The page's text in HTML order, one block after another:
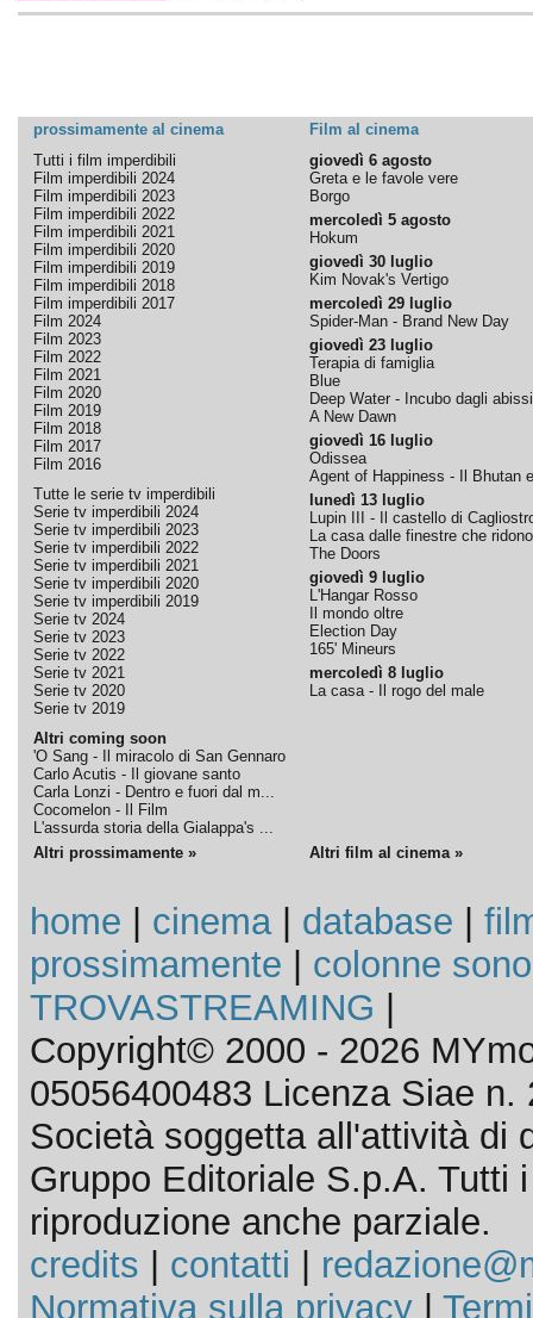
prossimamente al cinema
Film al cinema
Tutti i film imperdibili
Film imperdibili 2024
Film imperdibili 2023
Film imperdibili 2022
Film imperdibili 2021
Film imperdibili 2020
Film imperdibili 2019
Film imperdibili 2018
Film imperdibili 2017
Film 2024
Film 2023
Film 2022
Film 2021
Film 2020
Film 2019
Film 2018
Film 2017
Film 2016
Tutte le serie tv imperdibili
Serie tv imperdibili 2024
Serie tv imperdibili 2023
Serie tv imperdibili 2022
Serie tv imperdibili 2021
Serie tv imperdibili 2020
Serie tv imperdibili 2019
Serie tv 2024
Serie tv 2023
Serie tv 2022
Serie tv 2021
Serie tv 2020
Serie tv 2019
Altri coming soon
'O Sang - Il miracolo di San Gennaro
Carlo Acutis - Il giovane santo
Carla Lonzi - Dentro e fuori dal m...
Cocomelon - Il Film
L'assurda storia della Gialappa's ...
giovedì 6 agosto
Greta e le favole vere
Borgo
mercoledì 5 agosto
Hokum
giovedì 30 luglio
Kim Novak's Vertigo
mercoledì 29 luglio
Spider-Man - Brand New Day
giovedì 23 luglio
Terapia di famiglia
Blue
Deep Water - Incubo dagli abissi
A New Dawn
giovedì 16 luglio
Odissea
Agent of Happiness - Il Bhutan
lunedì 13 luglio
Lupin III - Il castello di
La casa dalle finestre che ridono
The Doors
giovedì 9 luglio
L'Hangar Rosso
Il mondo oltre
Election Day
165' Mineurs
mercoledì 8 luglio
La casa - Il rogo del male
Altri prossimamente » Altri film al cinema »
home cinema| database
prossimamente
colonne
TROVASTREAMING
Copyright© 2000 - 2026
05056400483 Licenza Siae n.
Società soggetta all'attività di
Gruppo Editoriale S.p.A. Tutti
riproduzione anche parziale.
credits
contatti
Normativa sulla privacy|